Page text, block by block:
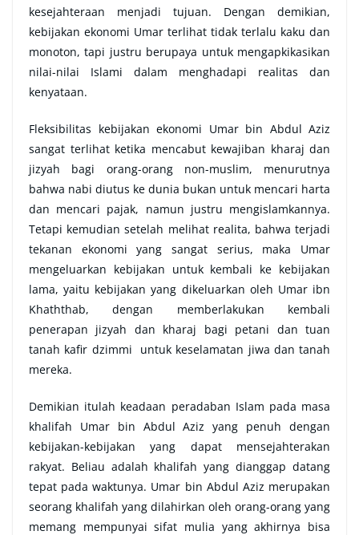
kesejahteraan menjadi tujuan. Dengan demikian,
kebijakan ekonomi Umar terlihat tidak terlalu kaku dan
monoton, tapi justru berupaya untuk mengapkikasikan
nilai-nilai Islami dalam menghadapi realitas dan
kenyataan.
Fleksibilitas kebijakan ekonomi Umar bin Abdul Aziz
sangat terlihat ketika mencabut kewajiban kharaj dan
jizyah bagi orang-orang non-muslim, menurutnya
bahwa nabi diutus ke dunia bukan untuk mencari harta
dan mencari pajak, namun justru mengislamkannya.
Tetapi kemudian setelah melihat realita, bahwa terjadi
tekanan ekonomi yang sangat serius, maka Umar
mengeluarkan kebijakan untuk kembali ke kebijakan
lama, yaitu kebijakan yang dikeluarkan oleh Umar ibn
Khaththab, dengan memberlakukan kembali
penerapan jizyah dan kharaj bagi petani dan tuan
tanah kafir dzimmi untuk keselamatan jiwa dan tanah
mereka.
Demikian itulah keadaan peradaban Islam pada masa
khalifah Umar bin Abdul Aziz yang penuh dengan
kebijakan-kebijakan yang dapat mensejahterakan
rakyat. Beliau adalah khalifah yang dianggap datang
tepat pada waktunya. Umar bin Abdul Aziz merupakan
seorang khalifah yang dilahirkan oleh orang-orang yang
memang mempunyai sifat mulia yang akhirnya bisa